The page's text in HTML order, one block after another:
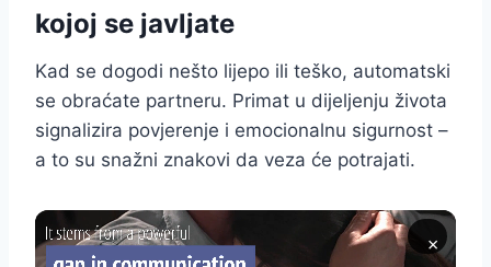
kojoj se javljate
Kad se dogodi nešto lijepo ili teško, automatski
se obraćate partneru. Primat u dijeljenju života
signalizira povjerenje i emocionalnu sigurnost –
a to su snažni znakovi da veza će potrajati.
×